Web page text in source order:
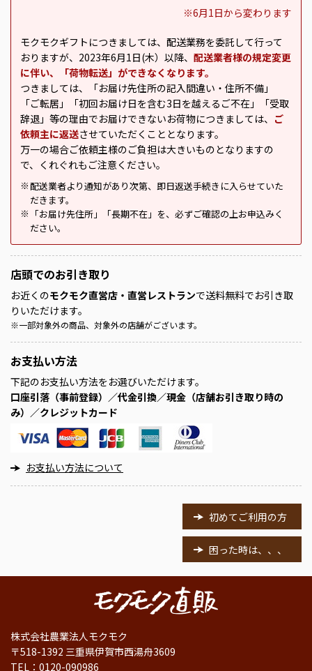
※6月1日から変わります
モクモクギフトにつきましては、配送業務を委託して行って
おりますが、2023年6月1日(木）以降、 配送業者様の規定変更
に伴い、「荷物転送」ができなくなります。
つきましては、「お届け先住所の記入間違い・住所不備」
「ご転居」「初回お届け日を含む3日を越えるご不在」「受取
辞退」等の理由でお届けできないお荷物につきましては、 ご
依頼主に返送させていただくこととなります。
万一の場合ご依頼主様のご負担は大きいものとなりますの
で、くれぐれもご注意ください。
※ 配送業者より通知があり次第、即日返送手続きに入らせていた
だきます。
※
「お届け先住所」「長期不在」を、必ずご確認の上お申込みく
ださい。
店頭でのお引き取り
お近くのモクモク直営店・直営レストランで送料無料でお引き取
りいただけます。
※一部対象外の商品、対象外の店舗がございます。
お支払い方法
下記のお支払い方法をお選びいただけます。
口座引落（事前登録）／代金引換／現金（店舗お引き取り時の
み）／クレジットカード
お支払い方法について
初めてご利用の方
困った時は、、、
株式会社農業法人モクモク
〒518-1392 三重県伊賀市西湯舟3609
TEL： 0120-090986